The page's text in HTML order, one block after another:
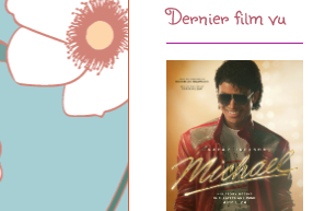
Dernier film vu